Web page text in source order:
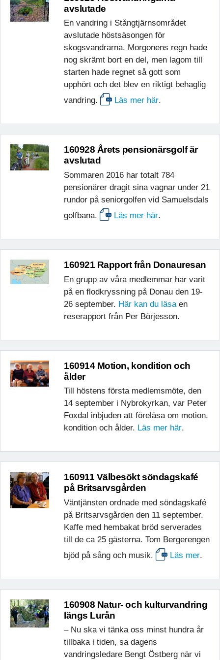
avslutade
En vandring i Stångtjärnsområdet
avslutade höstsäsongen för
skogsvandrarna. Morgonens regn hade
nog skrämt bort en del, men lagom till
starten hade regnet så gott som
upphört och det blev en riktigt behaglig
vandring.
Läs mer här.
160928 Årets pensionärsgolf är
avslutad
Sommaren 2016 har totalt 784
pensionärer dragit sina vagnar under 21
rundor på seniorgolfen vid Samuelsdals
golfbana.
Läs mer här.
160921 Rapport från Donauresan
En grupp av våra medlemmar har varit
på en flodkryssning på Donau den 19-
26 september. Här kan du läsa en
reserapport från Per Börjesson.
160914 Motion, kondition och
ålder
Till höstens första medlemsmöte, den
14 september i Nybrokyrkan, var Peter
Foxdal inbjuden att föreläsa om motion,
kondition och ålder. Läs mer här.
160911 Välbesökt söndagskafé
på Britsarvsgården
Väntjänsten ordnade med söndagskafé
på Britsarvsgården den 11 september.
Kaffe med hembakat bröd serverades
till de ca 25 gästerna. Tom Bergerengen
bjöd på sång och musik.
Läs mer.
160908 Natur- och kulturvandring
längs Lurån
– Nu ska vi tänka oss minst hundra år
tillbaka i tiden, sa dagens
vandringsledare Bengt Östberg när vi